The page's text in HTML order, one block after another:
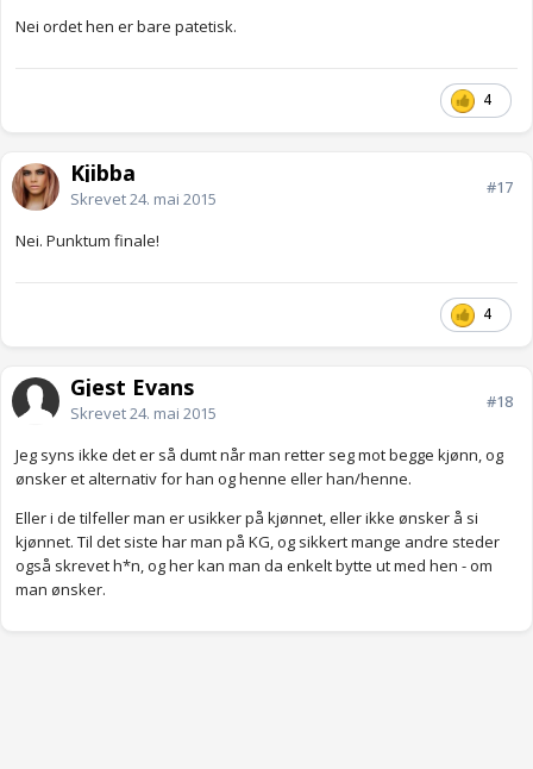
Nei ordet hen er bare patetisk.
4
Kjibba
Skrevet24. mai 2015
#17
Nei. Punktum finale!
4
Gjest Evans
Skrevet24. mai 2015
#18
Jeg syns ikke det er så dumt når man retter seg mot begge kjønn, og
ønsker et alternativ for han og henne eller han/henne.
Eller i de tilfeller man er usikker på kjønnet, eller ikke ønsker å si
kjønnet. Til det siste har man på KG, og sikkert mange andre steder
også skrevet h*n, og her kan man da enkelt bytte ut med hen - om
man ønsker.